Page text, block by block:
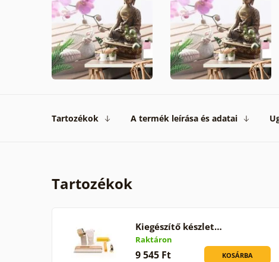
Tartozékok A termék leírása és adatai
Tartozékok
Kiegészítő készlet…
Raktáron
9 545 Ft KOSÁRBA